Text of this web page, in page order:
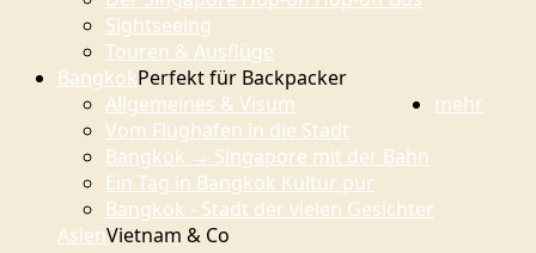
Sightseeing
Touren & Ausflüge
BangkokPerfekt für Backpacker
Allgemeines & Visum
Vom Flughafen in die Stadt
Bangkok → Singapore mit der Bahn
Ein Tag in Bangkok Kultur pur
Bangkok - Stadt der vielen Gesichter
mehr
AsienVietnam & Co